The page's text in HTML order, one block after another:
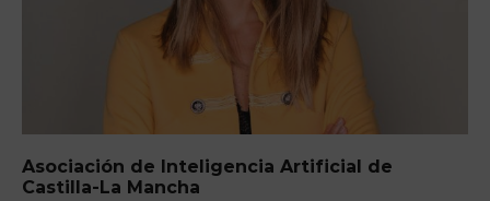
Asociación de Inteligencia Artificial de
Castilla-La Mancha